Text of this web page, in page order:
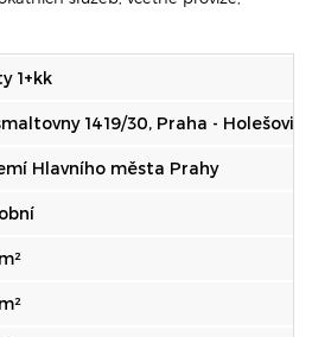
1+kk
1419/30, Praha -
Hlavního města Prahy